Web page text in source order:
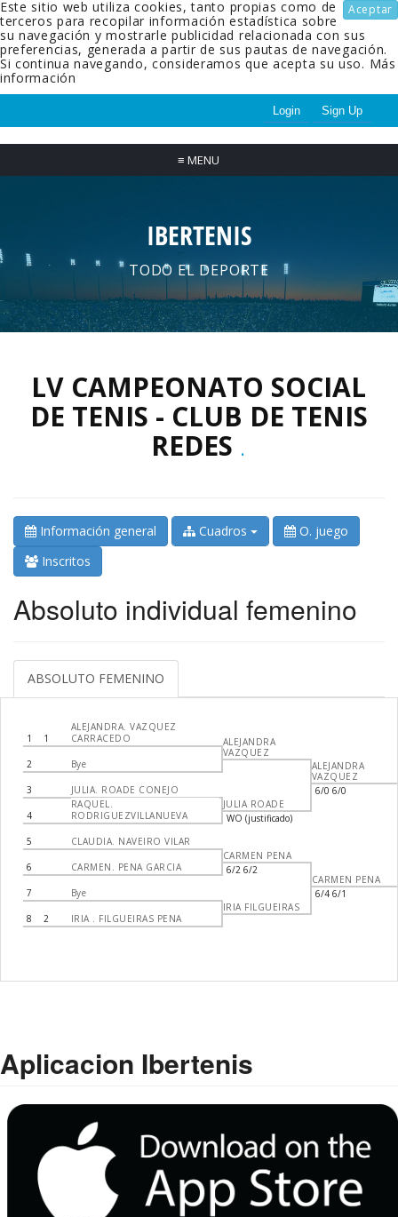
Aceptar
Este sitio web utiliza cookies, tanto propias como de
terceros para recopilar información estadística sobre
su navegación y mostrarle publicidad relacionada con sus
preferencias, generada a partir de sus pautas de navegación.
Si continua navegando, consideramos que acepta su uso. Más
información
Login Sign Up
≡ MENU
IBERTENIS
TODO EL DEPORTE
LV CAMPEONATO SOCIAL
DE TENIS - CLUB DE TENIS
REDES .
Información general Cuadros
O. juego
Inscritos
Absoluto individual femenino
ABSOLUTO FEMENINO
1 1
ALEJANDRA. VAZQUEZ
CARRACEDO
2 Bye
3 JULIA. ROADE CONEJO
4
RAQUEL.
RODRIGUEZVILLANUEVA
5 CLAUDIA. NAVEIRO VILAR
6 CARMEN. PENA GARCIA
7 Bye
8 2 IRIA . FILGUEIRAS PENA
ALEJANDRA
VAZQUEZ
JULIA ROADE
WO (justificado)
CARMEN PENA
6/2 6/2
IRIA FILGUEIRAS
ALEJANDRA
VAZQUEZ
6/0 6/0
CARMEN PENA
6/4 6/1
Aplicacion Ibertenis